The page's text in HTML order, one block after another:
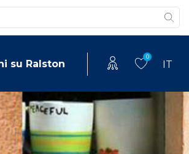
su Ralston
0
IT